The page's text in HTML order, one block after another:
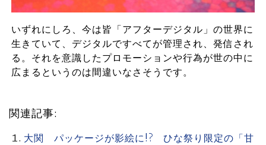
いずれにしろ、今は皆「アフターデジタル」の世界に
生きていて、デジタルですべてが管理され、発信され
る。それを意識したプロモーションや行為が世の中に
広まるというのは間違いなさそうです。
関連記事:
大関 パッケージが影絵に!? ひな祭り限定の「甘